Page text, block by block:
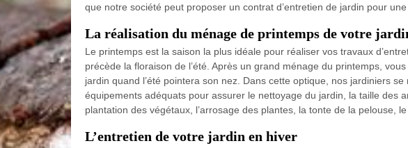
que notre société peut proposer un contrat d’entretien de jardin pour
La réalisation du ménage de printemps de votre
Le printemps est la saison la plus idéale pour réaliser vos travaux
précède la floraison de l’été. Après un grand ménage du printemps,
jardin quand l’été pointera son nez. Dans cette optique, nos jardiniers
équipements adéquats pour assurer le nettoyage du jardin, la taille des
plantation des végétaux, l’arrosage des plantes, la tonte de la pelouse,
L’entretien de votre jardin en hiver